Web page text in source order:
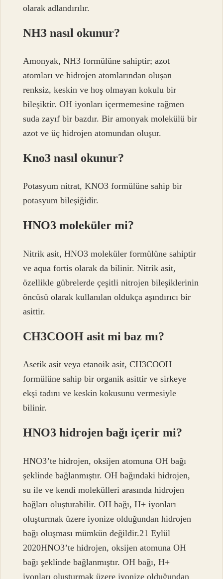
olarak adlandırılır.
NH3 nasıl okunur?
Amonyak, NH3 formülüne sahiptir; azot
atomları ve hidrojen atomlarından oluşan
renksiz, keskin ve hoş olmayan kokulu bir
bileşiktir. OH iyonları içermemesine rağmen
suda zayıf bir bazdır. Bir amonyak molekülü bir
azot ve üç hidrojen atomundan oluşur.
Kno3 nasıl okunur?
Potasyum nitrat, KNO3 formülüne sahip bir
potasyum bileşiğidir.
HNO3 moleküler mi?
Nitrik asit, HNO3 moleküler formülüne sahiptir
ve aqua fortis olarak da bilinir. Nitrik asit,
özellikle gübrelerde çeşitli nitrojen bileşiklerinin
öncüsü olarak kullanılan oldukça aşındırıcı bir
asittir.
CH3COOH asit mi baz mı?
Asetik asit veya etanoik asit, CH3COOH
formülüne sahip bir organik asittir ve sirkeye
ekşi tadını ve keskin kokusunu vermesiyle
bilinir.
HNO3 hidrojen bağı içerir mi?
HNO3’te hidrojen, oksijen atomuna OH bağı
şeklinde bağlanmıştır. OH bağındaki hidrojen,
su ile ve kendi molekülleri arasında hidrojen
bağları oluşturabilir. OH bağı, H+ iyonları
oluşturmak üzere iyonize olduğundan hidrojen
bağı oluşması mümkün değildir.21 Eylül
2020HNO3’te hidrojen, oksijen atomuna OH
bağı şeklinde bağlanmıştır. OH bağı, H+
iyonları oluşturmak üzere iyonize olduğundan